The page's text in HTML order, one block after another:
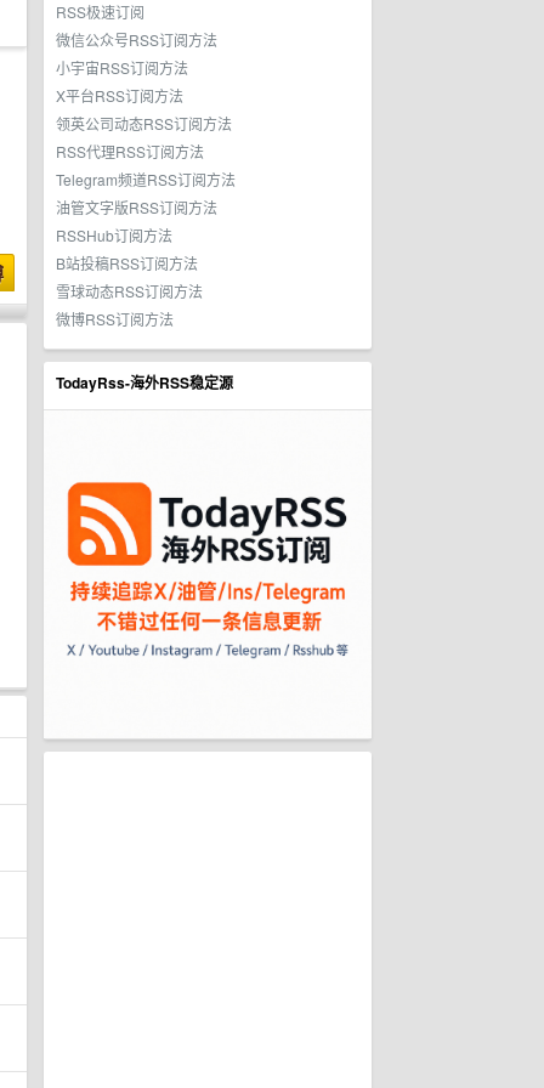
RSS极速订阅
微信公众号RSS订阅方法
小宇宙RSS订阅方法
X平台RSS订阅方法
领英公司动态RSS订阅方法
RSS代理RSS订阅方法
Telegram频道RSS订阅方法
油管文字版RSS订阅方法
RSSHub订阅方法
B站投稿RSS订阅方法
雪球动态RSS订阅方法
微博RSS订阅方法
TodayRss-海外RSS稳定源